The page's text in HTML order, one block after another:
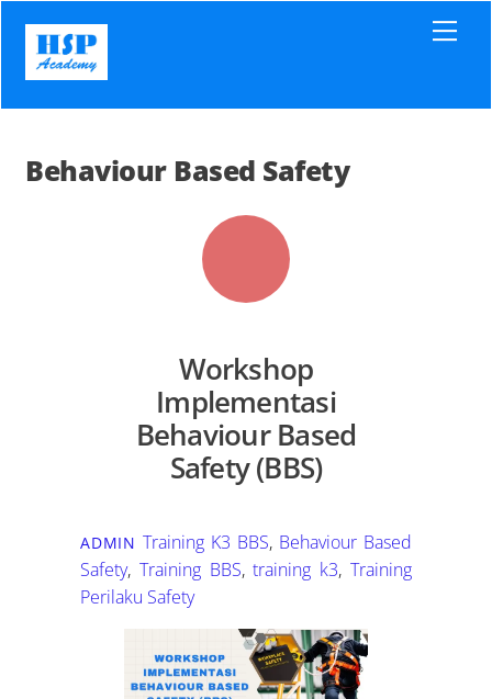
content
Behaviour Based Safety
Workshop
Implementasi
Behaviour Based
Safety (BBS)
ADMIN Training K3 BBS, Behaviour Based
Safety, Training BBS,training k3, Training
Perilaku Safety